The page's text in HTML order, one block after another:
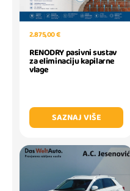
2.875,00 €
RENODRY pasivni sustav
za eliminaciju kapilarne
vlage
SAZNAJ VIŠE